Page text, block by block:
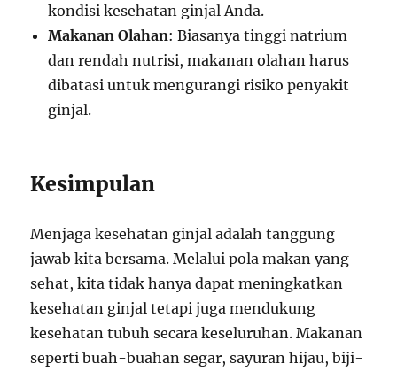
kondisi kesehatan ginjal Anda.
Makanan Olahan: Biasanya tinggi natrium
dan rendah nutrisi, makanan olahan harus
dibatasi untuk mengurangi risiko penyakit
ginjal.
Kesimpulan
Menjaga kesehatan ginjal adalah tanggung
jawab kita bersama. Melalui pola makan yang
sehat, kita tidak hanya dapat meningkatkan
kesehatan ginjal tetapi juga mendukung
kesehatan tubuh secara keseluruhan. Makanan
seperti buah-buahan segar, sayuran hijau, biji-